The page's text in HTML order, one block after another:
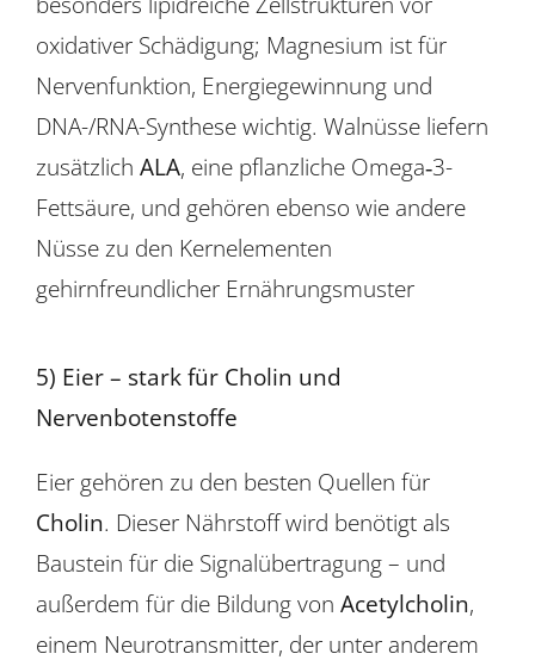
oxidativer Schädigung; Magnesium ist für
Nervenfunktion, Energiegewinnung und
DNA-/RNA-Synthese wichtig. Walnüsse liefern
zusätzlich ALA, eine pflanzliche Omega‑3-
Fettsäure, und gehören ebenso wie andere
Nüsse zu den Kernelementen
gehirnfreundlicher Ernährungsmuster
5) Eier – stark für Cholin und
Nervenbotenstoffe
Eier gehören zu den besten Quellen für
Cholin. Dieser Nährstoff wird benötigt als
Baustein für die Signalübertragung – und
außerdem für die Bildung von Acetylcholin,
einem Neurotransmitter, der unter anderem